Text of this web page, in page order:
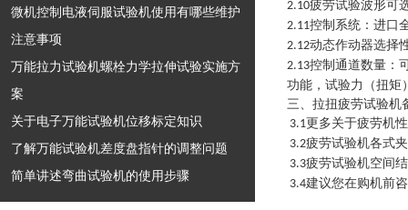
微机控制电液伺服试验机使用有哪些维护
注意事项
万能拉力试验机螺栓力学拉伸试验实施方
案
关于电子万能试验机位移标定知识
了解万能试验机差度盘指针的调整问题
简单讲述弯曲试验机的使用步骤
2.10疲劳试验波形可
2.11控制系统：进口
2.12动态作动器选择
2.13控制通道数量：
功能，试验力（扭矩
三、拉扭疲劳试验机
3.1更多关于疲劳机
3.2疲劳试验机各式
3.3疲劳试验机空间
3.4建议您在购机前